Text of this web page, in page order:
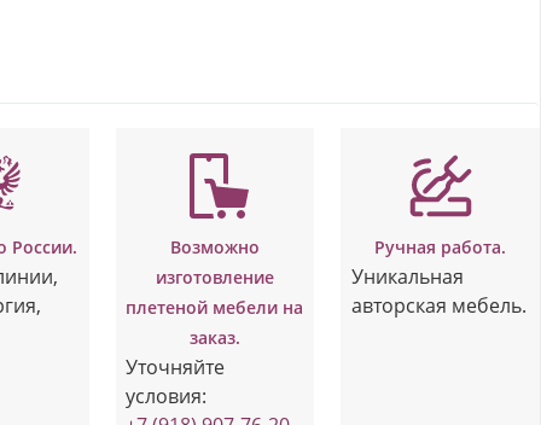
России.
Возможно
изготовление
плетеной мебели на
заказ.
Уточняйте
условия:
Ручная работа.
Уникальная
авторская мебель.